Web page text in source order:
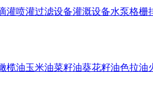
灌喷灌过滤设备灌溉设备水泵格栅
榄油玉米油菜籽油葵花籽油色拉油